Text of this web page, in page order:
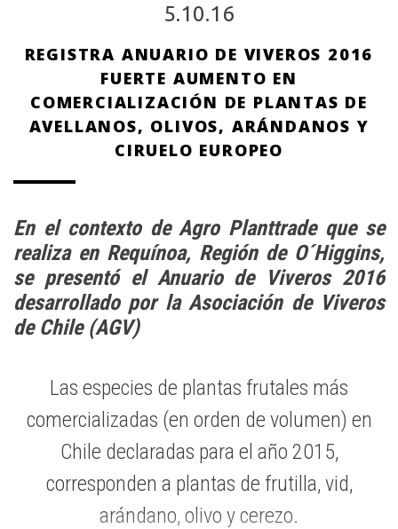
5.10.16
REGISTRA ANUARIO DE VIVEROS 2016
FUERTE AUMENTO EN
COMERCIALIZACIÓN DE PLANTAS DE
AVELLANOS, OLIVOS, ARÁNDANOS Y
CIRUELO EUROPEO
En el contexto de Agro Planttrade que se
realiza en Requínoa, Región de O´Higgins,
se presentó el Anuario de Viveros 2016
desarrollado por la Asociación de Viveros
de Chile (AGV)
Las especies de plantas frutales más
comercializadas (en orden de volumen) en
Chile declaradas para el año 2015,
corresponden a plantas de frutilla, vid,
arándano, olivo y cerezo.